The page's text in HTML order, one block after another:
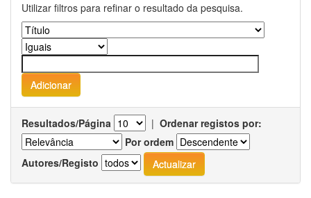
Utilizar filtros para refinar o resultado da pesquisa.
Resultados/Página | Ordenar registos por:
Por ordem
Autores/Registo